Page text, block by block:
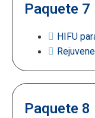
Paquete 7
HIFU
Paquete 8